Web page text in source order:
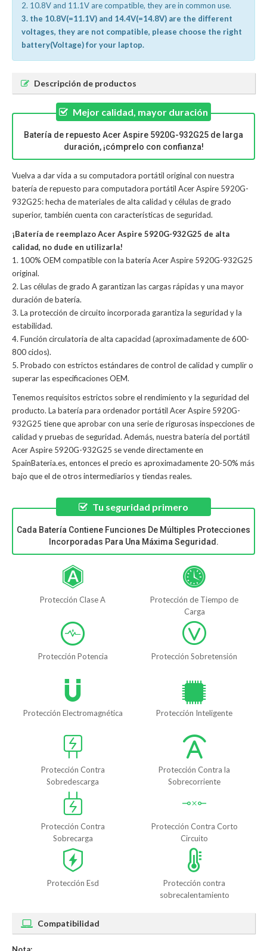
2. 10.8V and 11.1V are compatible, they are in common use.
3. the 10.8V(=11.1V) and 14.4V(=14.8V) are the different
voltages, they are not compatible, please choose the right
battery(Voltage) for your laptop.
Descripción de productos
Mejor calidad, mayor duración
Batería de repuesto Acer Aspire 5920G-932G25 de larga
duración, ¡cómprelo con confianza!
Vuelva a dar vida a su computadora portátil original con nuestra
batería de repuesto para computadora portátil Acer Aspire 5920G-
932G25: hecha de materiales de alta calidad y células de grado
superior, también cuenta con características de seguridad.
¡Batería de reemplazo Acer Aspire 5920G-932G25 de alta
calidad, no dude en utilizarla!
1. 100% OEM compatible con la batería Acer Aspire 5920G-932G25
original.
2. Las células de grado A garantizan las cargas rápidas y una mayor
duración de batería.
3. La protección de circuito incorporada garantiza la seguridad y la
estabilidad.
4. Función circulatoria de alta capacidad (aproximadamente de 600-
800 ciclos).
5. Probado con estrictos estándares de control de calidad y cumplir o
superar las especificaciones OEM.
Tenemos requisitos estrictos sobre el rendimiento y la seguridad del
producto. La batería para ordenador portátil Acer Aspire 5920G-
932G25 tiene que aprobar con una serie de rigurosas inspecciones de
calidad y pruebas de seguridad. Además, nuestra batería del portátil
Acer Aspire 5920G-932G25 se vende directamente en
SpainBateria.es, entonces el precio es aproximadamente 20-50% más
bajo que el de otros intermediarios y tiendas reales.
Tu seguridad primero
Cada Batería Contiene Funciones De Múltiples Protecciones
Incorporadas Para Una Máxima Seguridad.
Protección Clase A
Protección de Tiempo de
Carga
Protección Potencia Protección Sobretensión
Protección Electromagnética Protección Inteligente
Protección Contra
Sobredescarga
Protección Contra la
Sobrecorriente
Protección Contra
Sobrecarga
Protección Contra Corto
Circuito
Protección Esd
Protección contra
sobrecalentamiento
Compatibilidad